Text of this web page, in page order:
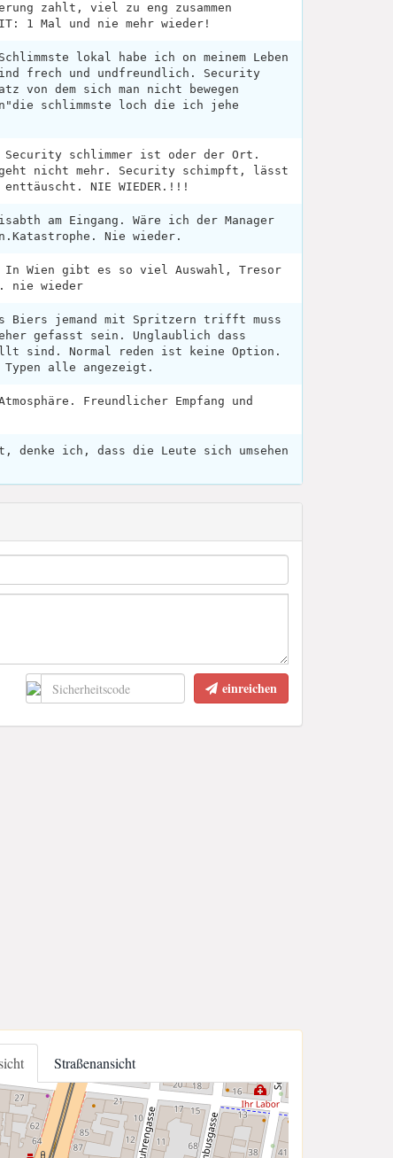
zahlt, viel zu eng zusammen
1 Mal und nie mehr wieder!
lokal habe ich on meinem Leben
frech und undfreundlich. Security
von dem sich man nicht bewegen
schlimmste loch die ich jehe
schlimmer ist oder der Ort.
nicht mehr. Security schimpft, lässt
NIE WIEDER.!!!
am Eingang. Wäre ich der Manager
Nie wieder.
Wien gibt es so viel Auswahl, Tresor
nie wieder
Biers jemand mit Spritzern trifft muss
gefasst sein. Unglaublich dass
sind. Normal reden ist keine Option.
Typen alle angezeigt.
Freundlicher Empfang und
denke ich, dass die Leute sich umsehen
einreichen
Straßenansicht